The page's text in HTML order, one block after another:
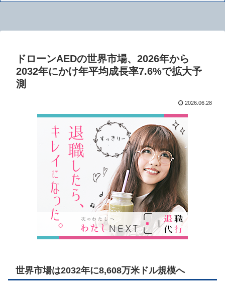
ドローンAEDの世界市場、2026年から
2032年にかけ年平均成長率7.6%で拡大予
測
2026.06.28
世界市場は2032年に8,608万米ドル規模へ